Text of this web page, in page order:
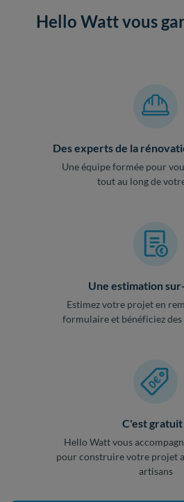
Hello Watt vous
Des experts de la
Une équipe formée pour
tout au long de
Une estimation
Estimez votre projet en
formulaire et bénéficiez
C'est gratuit
Hello Watt vous
pour construire votre projet
artisans